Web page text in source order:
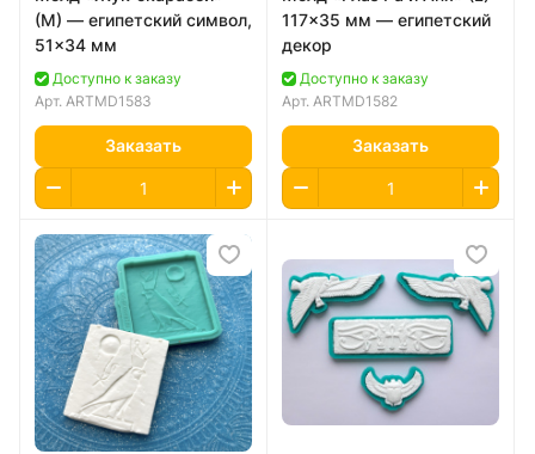
(М) — египетский символ,
51×34 мм
Доступно к заказу
Арт. ARTMD1583
Заказать
117×35 мм — египетский
декор
Доступно к заказу
Арт. ARTMD1582
Заказать